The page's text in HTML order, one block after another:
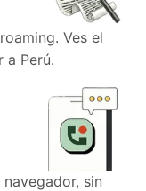
Ves el
a Perú.
sin